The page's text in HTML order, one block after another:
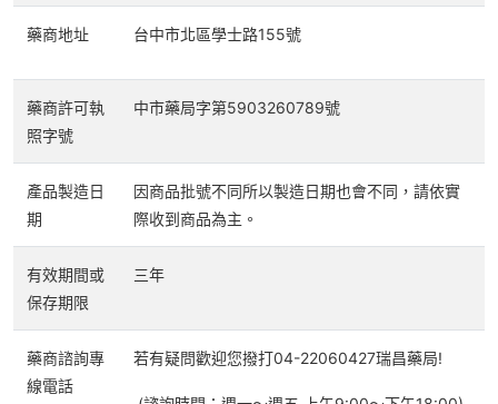
藥商地址 台中市北區學士路155號
藥商許可執
照字號
中市藥局字第5903260789號
產品製造日
期
因商品批號不同所以製造日期也會不同，請依實
際收到商品為主。
有效期間或
保存期限
三年
藥商諮詢專
線電話
若有疑問歡迎您撥打04-22060427瑞昌藥局!